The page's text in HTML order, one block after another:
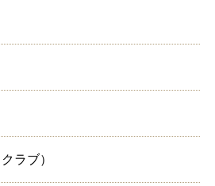
ラブ）